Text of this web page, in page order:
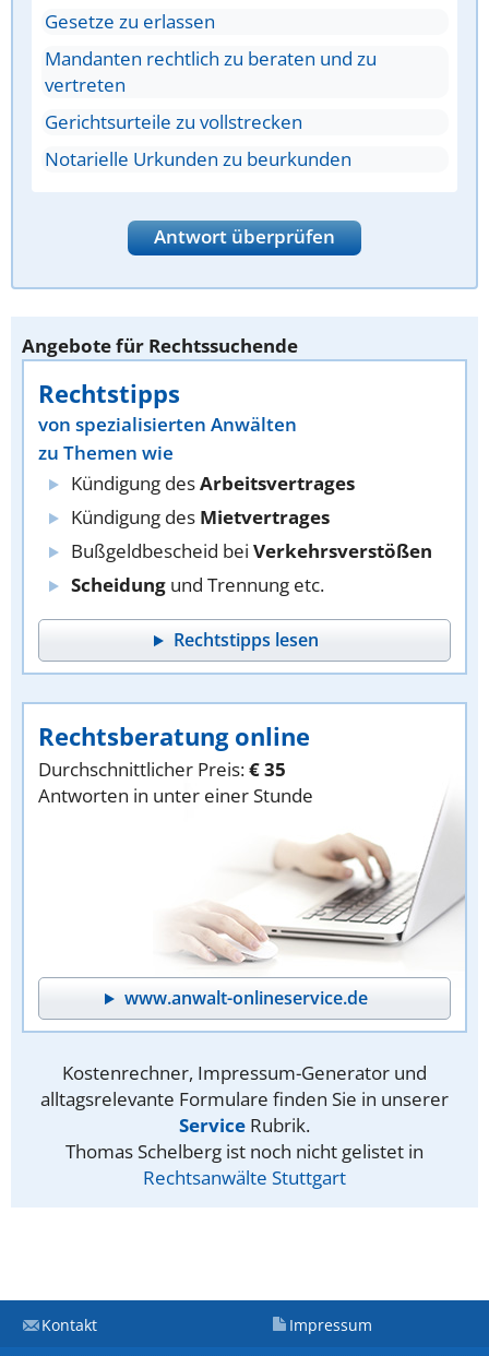
Gesetze zu erlassen
Mandanten rechtlich zu beraten und zu
vertreten
Gerichtsurteile zu vollstrecken
Notarielle Urkunden zu beurkunden
Antwort überprüfen
Angebote für Rechtssuchende
Rechtstipps
von spezialisierten Anwälten
zu Themen wie
Kündigung desArbeitsvertrages
Kündigung des Mietvertrages
Bußgeldbescheid bei Verkehrsverstößen
Scheidung und Trennung etc.
Rechtstipps lesen
Rechtsberatung online
Durchschnittlicher Preis:€ 35
Antworten in unter einer Stunde
www.anwalt-onlineservice.de
Kostenrechner, Impressum-Generator und
alltagsrelevante Formulare finden Sie in unserer
Service Rubrik.
Thomas Schelberg ist noch nicht gelistet in
Rechtsanwälte Stuttgart
Kontakt Impressum